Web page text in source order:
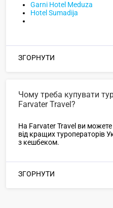
Garni Hotel Meduza
Hotel Sumadija
ЗГОРНУТИ
Чому треба купувати
Farvater Travel?
На Farvater Travel ви
від кращих туроператорів
з кешбеком.
ЗГОРНУТИ